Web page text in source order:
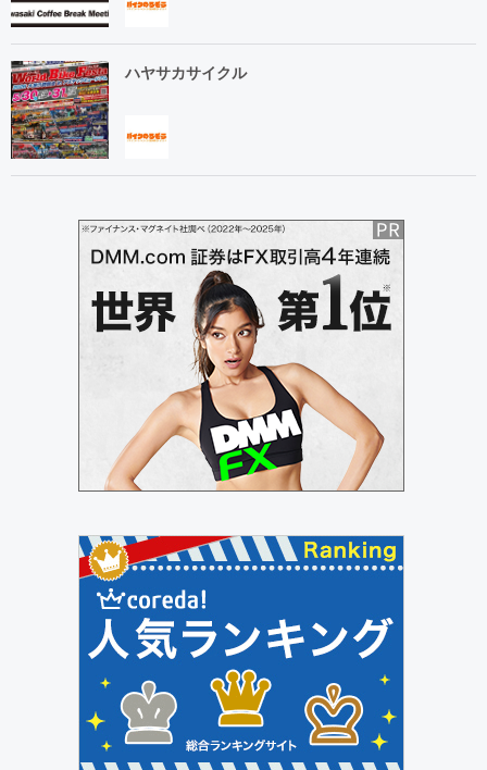
ハヤサカサイクル